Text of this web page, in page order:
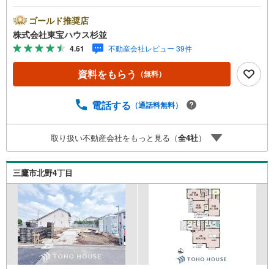
来に起こるであろうご自宅リフォームをオンライン上でご
提案「ミラカレクラブ」。・ 不動産売却時、ご自宅を綺麗
にかつ瀟洒にさせるCG加工ホームステイジングサービ
ス。・ 購入者様へ、税理士による確定申告の無料セミナー
をご招待いたします。◆ご予約に際して◆日時のご希望を
お伝えください。（もちろん当日でも対応可能です）事前
ございますのでご容赦ください。事前にご連絡をいただけ
がご一報ください。◆物件のご案内は◆弊社へのご来社、
お客様宅へのお迎え・最寄駅での待ち合わせ、物件周辺の
コンビニ等でお待ち合わせなど、ご希望をお伝えくださ
い。ご希望条件をお伝え頂けましたら、ご見学希望物件以
外の資料も用意して参ります。もちろん他の物件も併せて
ご案内させていただきます。
ゴールド推奨店
株式会社東宝ハウス杉並
4.61 不動産会社レビュー 39件
資料をもらう （無料）
電話する （通話料無料）
取り扱い不動産会社をもっと見る（全4社）
三鷹市北野4丁目